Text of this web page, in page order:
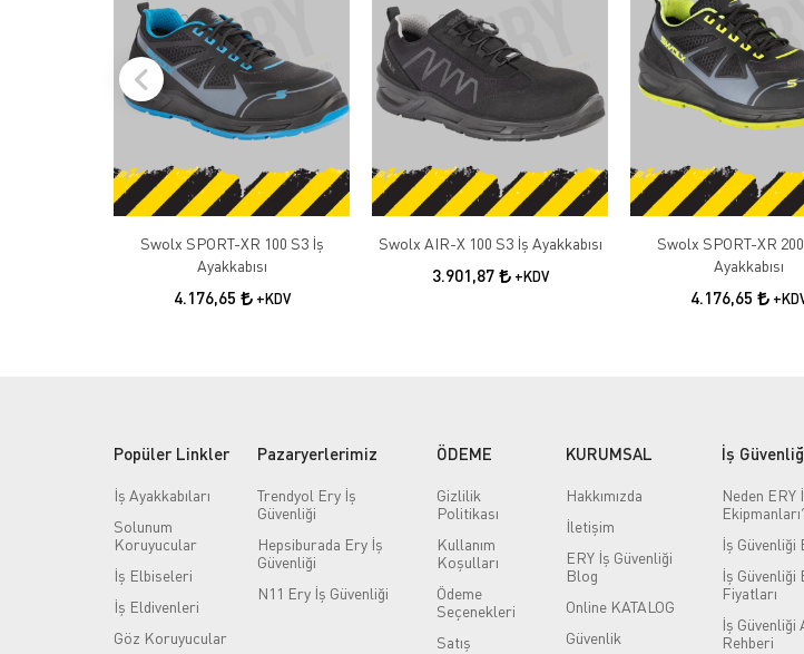
Swolx SPORT-XR 100 S3 İş
Ayakkabısı
4.176,65 +KDV
Swolx AIR-X 100 S3 İş Ayakkabısı
3.901,87 +KDV
Swolx SPORT-XR
Ayakkabısı
4.176,65
Popüler Linkler
İş Ayakkabıları
Solunum
Koruyucular
İş Elbiseleri
İş Eldivenleri
Göz Koruyucular
Pazaryerlerimiz
Trendyol Ery İş
Güvenliği
Hepsiburada Ery İş
Güvenliği
N11 Ery İş Güvenliği
ÖDEME
Gizlilik
Politikası
Kullanım
Koşulları
Ödeme
Seçenekleri
Satış
KURUMSAL
Hakkımızda
İletişim
ERY İş Güvenliği
Blog
Online KATALOG
Güvenlik
İş
Neden ERY
İş Güvenliği
İş
Fiyatları
İş Güvenliği
Rehberi